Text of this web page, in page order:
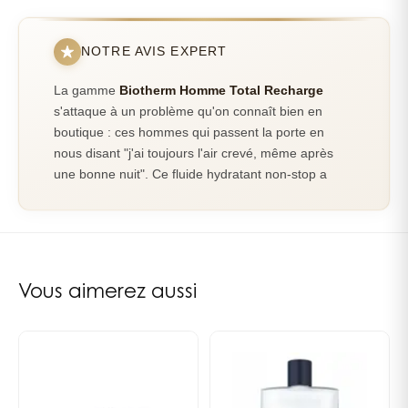
l’Énergie Complex.
Le gel fluide Total Recharge s’utilise quotidiennement,
matin et soir pour un effet continu contre la fatigue.
LIMONENE • HYDROXYCITRONELLAL • BUTYLPHENYL
C166288/4)
NOTRE AVIS EXPERT
La gamme Biotherm Homme Total Recharge
s'attaque à un problème qu'on connaît bien en
boutique : ces hommes qui passent la porte en
nous disant "j'ai toujours l'air crevé, même après
une bonne nuit". Ce fluide hydratant non-stop a
Ce qui différencie Total Recharge des autres soins
Vous aimerez aussi